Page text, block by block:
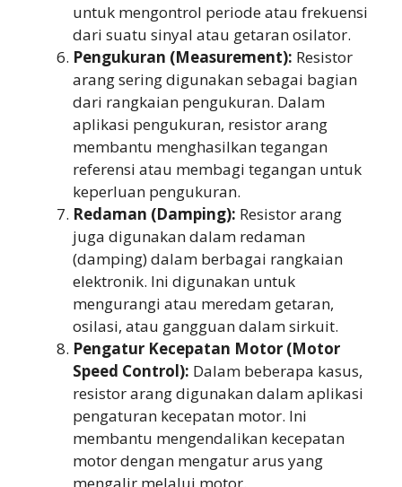
untuk mengontrol periode atau frekuensi
dari suatu sinyal atau getaran osilator.
Pengukuran (Measurement): Resistor
arang sering digunakan sebagai bagian
dari rangkaian pengukuran. Dalam
aplikasi pengukuran, resistor arang
membantu menghasilkan tegangan
referensi atau membagi tegangan untuk
keperluan pengukuran.
Redaman (Damping): Resistor arang
juga digunakan dalam redaman
(damping) dalam berbagai rangkaian
elektronik. Ini digunakan untuk
mengurangi atau meredam getaran,
osilasi, atau gangguan dalam sirkuit.
Pengatur Kecepatan Motor (Motor
Speed Control): Dalam beberapa kasus,
resistor arang digunakan dalam aplikasi
pengaturan kecepatan motor. Ini
membantu mengendalikan kecepatan
motor dengan mengatur arus yang